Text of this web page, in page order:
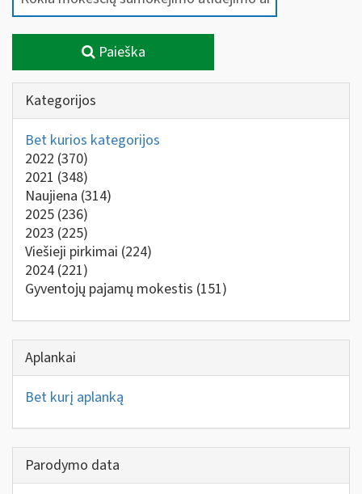
Paieška
Kategorijos
Bet kurios kategorijos
2022 (370)
2021 (348)
Naujiena (314)
2025 (236)
2023 (225)
Viešieji pirkimai (224)
2024 (221)
Gyventojų pajamų mokestis (151)
Aplankai
Bet kurį aplanką
Parodymo data